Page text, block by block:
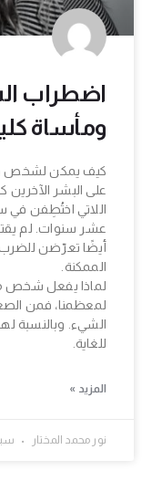
اضطراب
ومأساة
كيف يمكن لشخص
على البشر الآخرين
اللاتي اختُطِفن في
عشر سنوات. لم
أيضًا تعرّضن للضرب
الممكنة.
لماذا يفعل شخص
لمعظمنا، فمن
الشيء. وبالنسبة
للغاية.
المزيد »
نور محمد المختار